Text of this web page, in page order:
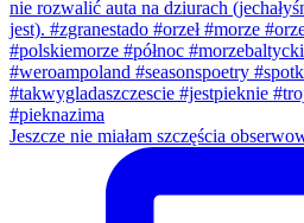
Jeszcze nie miałam szczęścia